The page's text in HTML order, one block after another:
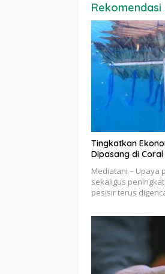
Rekomendasi
Tingkatkan
Dipasang di
Mediatani – Upaya
sekaligus
pesisir terus